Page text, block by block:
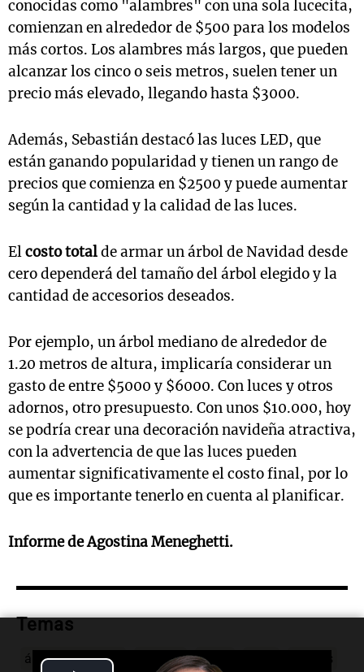
conocidas como "alambres" con una sola lucecita,
comienzan en alrededor de $500 para los modelos
más cortos. Los alambres más largos, que pueden
alcanzar los cinco o seis metros, suelen tener un
precio más elevado, llegando hasta $3000.
Además, Sebastián destacó las luces LED, que
están ganando popularidad y tienen un rango de
precios que comienza en $2500 y puede aumentar
según la cantidad y la calidad de las luces.
Elcosto totalde armar un árbol de Navidad desde
cero dependerá del tamaño del árbol elegido y la
cantidad de accesorios deseados.
Por ejemplo, un árbol mediano de alrededor de
1.20 metros de altura, implicaría considerar un
gasto de entre $5000 y $6000. Con luces y otros
adornos, otro presupuesto. Con unos $10.000, hoy
se podría crear una decoración navideña atractiva,
con la advertencia de que las luces pueden
aumentar significativamente el costo final, por lo
que es importante tenerlo en cuenta al planificar.
Informe de Agostina Meneghetti.
Temas
árbol de Navidad armado costo precios